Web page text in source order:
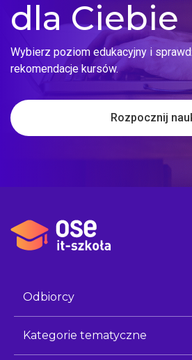
dla Ciebie
Wybierz poziom edukacyjny i
rekomendacje kursów.
Rozpocznij
Odbiorcy
Kategorie tematyczne